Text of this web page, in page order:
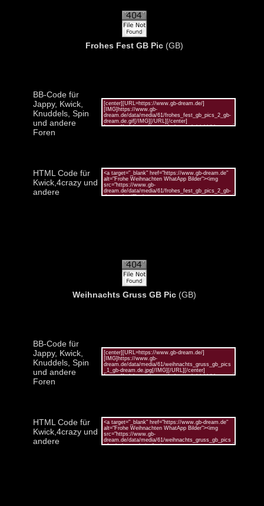
Frohes Fest GB Pic(GB)
BB-Code für
Jappy, Kwick,
Knuddels, Spin
und andere
Foren
HTML Code für
Kwick,4crazy und
andere
Weihnachts Gruss GB Pic(GB)
BB-Code für
Jappy, Kwick,
Knuddels, Spin
und andere
Foren
HTML Code für
Kwick,4crazy und
andere